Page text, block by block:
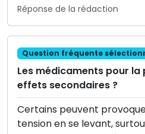
Réponse de la rédaction
Question fréquente
Les médicaments pour
effets secondaires ?
Certains peuvent
tension en se levant,